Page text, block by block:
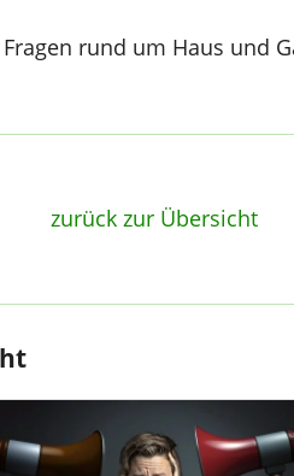
rund um Haus und
zurück zur Übersicht